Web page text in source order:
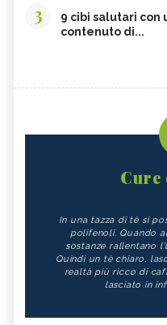
3
9 cibi salutari con
contenuto di...
Cure
In una tazza di tè si
polifenoli. Quando
sostanze rallentano
Quindi un tè chiaro,
realtà più ricco di
lasciato in